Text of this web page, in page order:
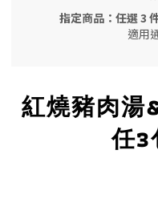
指定商品：任選 3
適用
紅燒豬肉湯
任